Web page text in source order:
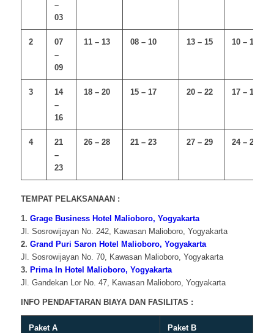
–
03
2
07
–
09
11 – 13 08 – 10 13 – 15 10 – 12
3
14
–
16
18 – 20 15 – 17 20 – 22 17 – 19
4
21
–
23
26 – 28 21 – 23 27 – 29 24 – 26
TEMPAT PELAKSANAAN :
1. Grage Business Hotel Malioboro, Yogyakarta
Jl. Sosrowijayan No. 242, Kawasan Malioboro, Yogyakarta
2. Grand Puri Saron Hotel Malioboro, Yogyakarta
Jl. Sosrowijayan No. 70, Kawasan Malioboro, Yogyakarta
3. Prima In Hotel Malioboro, Yogyakarta
Jl. Gandekan Lor No. 47, Kawasan Malioboro, Yogyakarta
INFO PENDAFTARAN BIAYA DAN FASILITAS :
Paket A Paket B